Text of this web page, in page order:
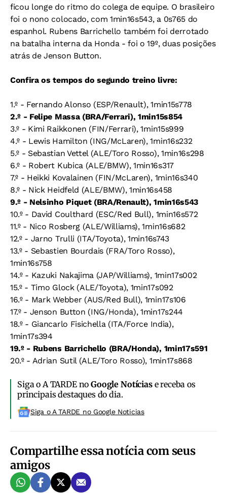
ficou longe do ritmo do colega de equipe. O brasileiro
foi o nono colocado, com 1min16s543, a 0s765 do
espanhol. Rubens Barrichello também foi derrotado
na batalha interna da Honda - foi o 19º, duas posições
atrás de Jenson Button.
Confira os tempos do segundo treino livre:
1.º - Fernando Alonso (ESP/Renault), 1min15s778
2.º - Felipe Massa (BRA/Ferrari), 1min15s854
3.º - Kimi Raikkonen (FIN/Ferrari), 1min15s999
4.º - Lewis Hamilton (ING/McLaren), 1min16s232
5.º - Sebastian Vettel (ALE/Toro Rosso), 1min16s298
6.º - Robert Kubica (ALE/BMW), 1min16s317
7.º - Heikki Kovalainen (FIN/McLaren), 1min16s340
8.º - Nick Heidfeld (ALE/BMW), 1min16s458
9.º - Nelsinho Piquet (BRA/Renault), 1min16s543
10.º - David Coulthard (ESC/Red Bull), 1min16s572
11.º - Nico Rosberg (ALE/Williams), 1min16s682
12.º - Jarno Trulli (ITA/Toyota), 1min16s743
13.º - Sebastien Bourdais (FRA/Toro Rosso),
1min16s758
14.º - Kazuki Nakajima (JAP/Williams), 1min17s002
15.º - Timo Glock (ALE/Toyota), 1min17s092
16.º - Mark Webber (AUS/Red Bull), 1min17s106
17.º - Jenson Button (ING/Honda), 1min17s244
18.º - Giancarlo Fisichella (ITA/Force India),
1min17s394
19.º - Rubens Barrichello (BRA/Honda), 1min17s591
20.º - Adrian Sutil (ALE/Toro Rosso), 1min17s868
Siga o A TARDE noGoogle Notíciase receba os
principais destaques do dia.
Siga o A TARDE no Google Noticias
Compartilhe essa notícia com seus
amigos